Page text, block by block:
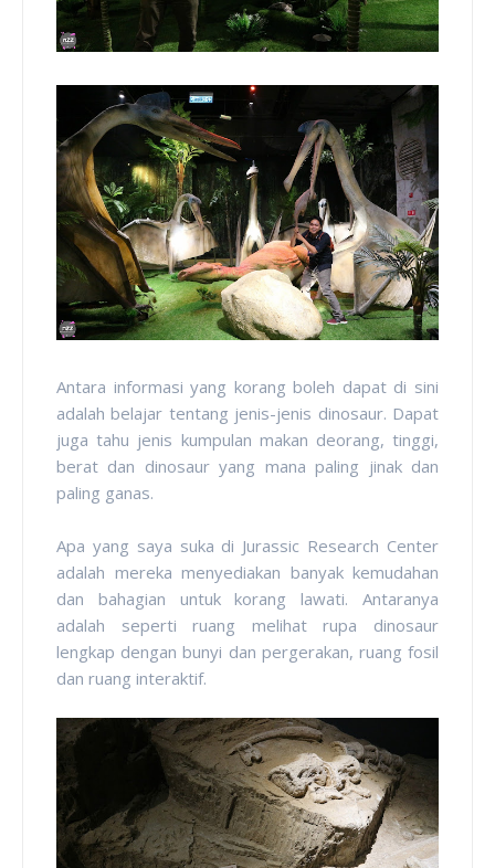
Antara informasi yang korang boleh dapat di sini
adalah belajar tentang jenis-jenis dinosaur. Dapat
juga tahu jenis kumpulan makan deorang, tinggi,
berat dan dinosaur yang mana paling jinak dan
paling ganas.
Apa yang saya suka di Jurassic Research Center
adalah mereka menyediakan banyak kemudahan
dan bahagian untuk korang lawati. Antaranya
adalah seperti ruang melihat rupa dinosaur
lengkap dengan bunyi dan pergerakan, ruang fosil
dan ruang interaktif.